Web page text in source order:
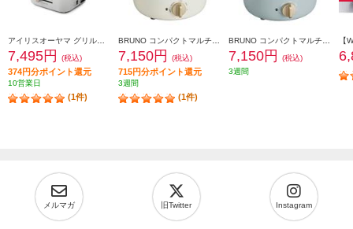
7,495円 (税込)
374円分ポイント還元
10営業日
(1件)
7,150円 (税込)
715円分ポイント還元
3週間
(1件)
7,150円
(税込)
3週間
メルマガ 旧Twitter Instagram